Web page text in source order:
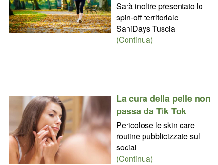
Sarà inoltre presentato lo
spin-off territoriale
SaniDays Tuscia
(Continua)
La cura della pelle non
passa da Tik Tok
Pericolose le skin care
routine pubblicizzate sul
social
(Continua)